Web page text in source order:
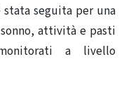
seguita per una
attività e pasti
a livello